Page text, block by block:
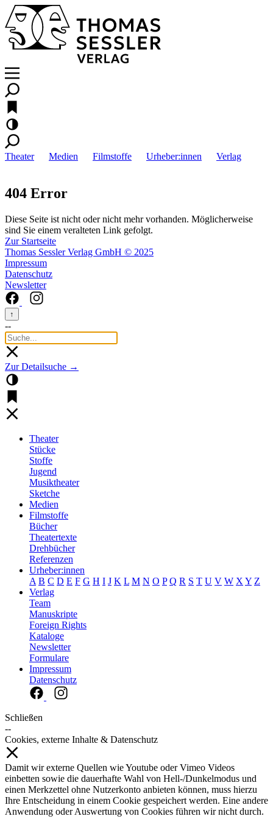
Theater Medien Filmstoffe Urheber:innen Verlag
404 Error
Diese Seite ist nicht oder nicht mehr vorhanden. Möglicherweise
sind Sie einem veralteten Link gefolgt.
Zur Startseite
Thomas Sessler Verlag GmbH © 2025
Impressum
Datenschutz
Newsletter
↑
--
Zur Detailsuche →
Theater
Stücke
Stoffe
Jugend
Musiktheater
Sketche
Medien
Filmstoffe
Bücher
Theatertexte
Drehbücher
Referenzen
Urheber:innen
A B C D E F G H I J K L M N O P Q R S T U V W X Y Z
Verlag
Team
Manuskripte
Foreign Rights
Kataloge
Newsletter
Formulare
Impressum
Datenschutz
Schließen
--
Cookies, externe Inhalte & Datenschutz
Damit wir externe Quellen wie Youtube oder Vimeo Videos
einbetten sowie die dauerhafte Wahl von Hell-/Dunkelmodus und
einen Merkzettel ohne Nutzerkonto anbieten können, muss hierzu
Ihre Entscheidung in einem Cookie gespeichert werden. Eine andere
Anwendung oder Auswertung von Cookies führen wir nicht durch.